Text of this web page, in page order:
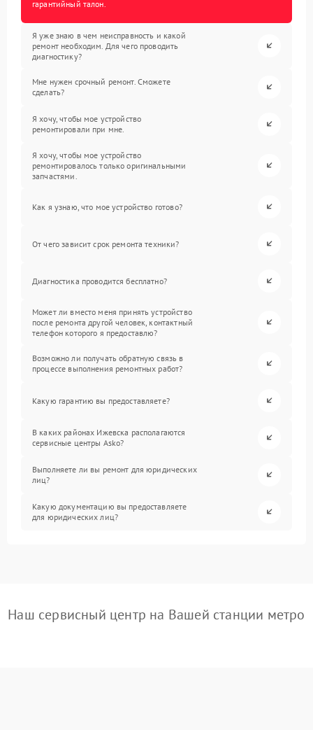
гарантийный талон.
Я уже знаю в чем неисправность и какой
ремонт необходим. Для чего проводить
диагностику?
Мне нужен срочный ремонт. Сможете
сделать?
Я хочу, чтобы мое устройство
ремонтировали при мне.
Я хочу, чтобы мое устройство
ремонтировалось только оригинальными
запчастями.
Как я узнаю, что мое устройство готово?
От чего зависит срок ремонта техники?
Диагностика проводится бесплатно?
Может ли вместо меня принять устройство
после ремонта другой человек, контактный
телефон которого я предоставлю?
Возможно ли получать обратную связь в
процессе выполнения ремонтных работ?
Какую гарантию вы предоставляете?
В каких районах Ижевска располагаются
сервисные центры Asko?
Выполняете ли вы ремонт для юридических
лиц?
Какую документацию вы предоставляете
для юридических лиц?
Наш сервисный центр на Вашей станции метро